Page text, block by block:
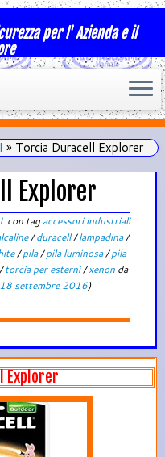
per l' Azienda e il
» Torcia Duracell Explorer
Explorer
con tagaccessori industriali
/duracell/lampadina/
/pila/pila luminosa/pila
/torcia per esterni/xenon da
18 settembre 2016)
Explorer